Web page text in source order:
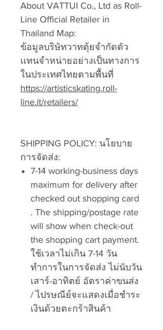
About VATTUI Co., Ltd as Roll-
Line Official Retailer in
Thailand Map:
ข้อมูลบริษัทวาทตุ้ยจำกัดตัว
เเทนจำหน่ายอย่างเป็นทางการ
ในประเทศไทยตามพื้นที่
https://artisticskating.roll-
line.it/retailers/
SHIPPING POLICY: นโยบาย
การจัดส่ง:
7-14 working-business days
maximum for delivery after
checked out shopping card
. The shipping/postage rate
will show when check-out
the shopping cart payment.
ใช้เวลาไม่เกิน 7-14 วัน
ทำการในการจัดส่ง ไม่นับวัน
เสาร์-อาทิตย์ อัตราค่าขนส่ง
/ ไปรษณีย์จะแสดงเมื่อชำระ
เงินด้วยตะกร้าสินค้า